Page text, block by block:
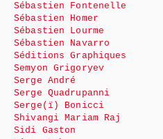
Sébastien Fontenelle
Sébastien Homer
Sébastien Lourme
Sébastien Navarro
Séditions Graphiques
Semyon Grigoryev
Serge André
Serge Quadrupanni
Serge(ï) Bonicci
Shivangi Mariam Raj
Sidi Gaston